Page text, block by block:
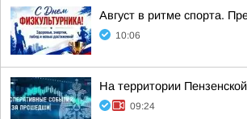
Август в ритме спорта.
10:06
На территории
09:24